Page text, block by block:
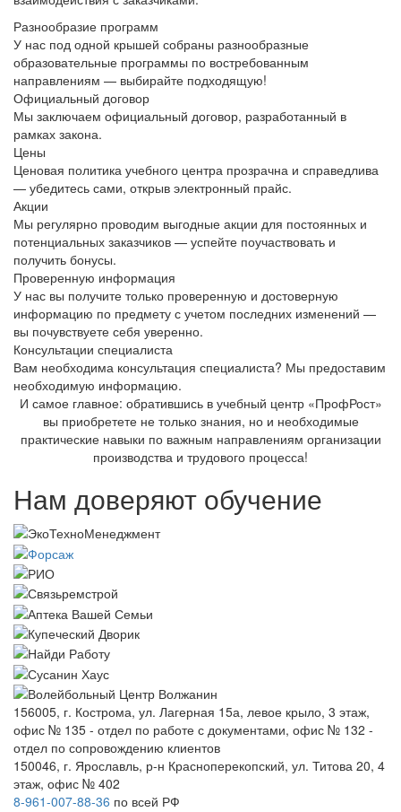
Разнообразие программ
У нас под одной крышей собраны разнообразные
образовательные программы по востребованным
направлениям — выбирайте подходящую!
Официальный договор
Мы заключаем официальный договор, разработанный в
рамках закона.
Цены
Ценовая политика учебного центра прозрачна и справедлива
— убедитесь сами, открыв электронный прайс.
Акции
Мы регулярно проводим выгодные акции для постоянных и
потенциальных заказчиков — успейте поучаствовать и
получить бонусы.
Проверенную информация
У нас вы получите только проверенную и достоверную
информацию по предмету с учетом последних изменений —
вы почувствуете себя уверенно.
Консультации специалиста
Вам необходима консультация специалиста? Мы предоставим
необходимую информацию.
И самое главное: обратившись в учебный центр «ПрофРост»
вы приобретете не только знания, но и необходимые
практические навыки по важным направлениям организации
производства и трудового процесса!
Нам доверяют обучение
156005, г. Кострома, ул. Лагерная 15а, левое крыло, 3 этаж,
офис № 135 - отдел по работе с документами, офис № 132 -
отдел по сопровождению клиентов
150046, г. Ярославль, р-н Красноперекопский, ул. Титова 20, 4
этаж, офис № 402
8-961-007-88-36 по всей РФ